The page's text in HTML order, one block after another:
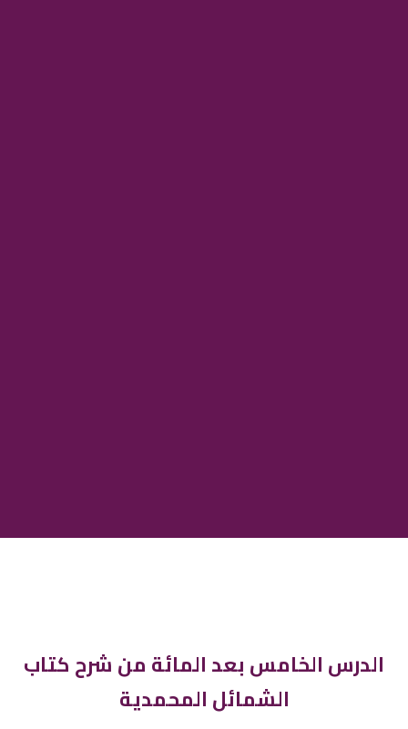
الدرس الخامس بعد المائة من شرح كتاب
الشمائل المحمدية